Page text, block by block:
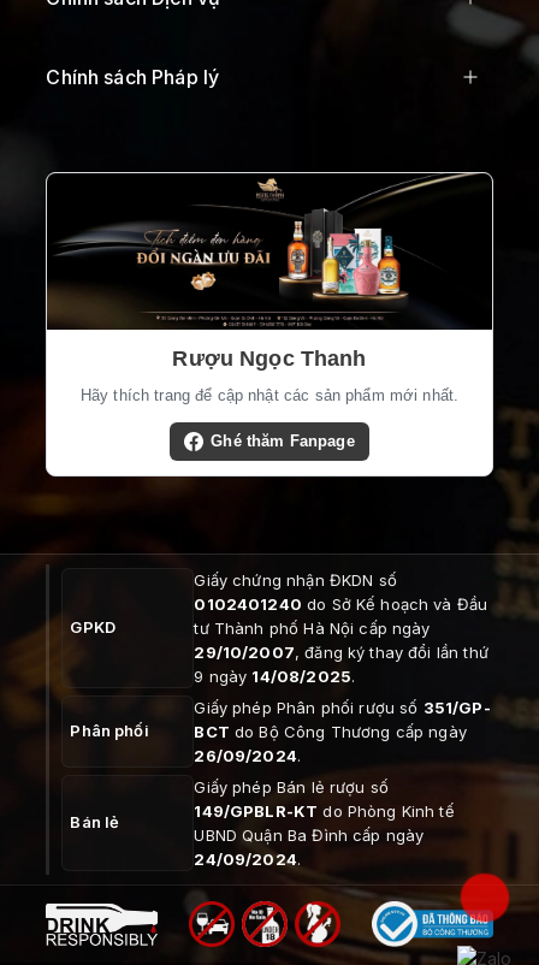
Chính sách Pháp lý
Rượu Ngọc Thanh
Hãy thích trang để cập nhật các sản phẩm mới nhất.
Ghé thăm Fanpage
GPKD
Giấy chứng nhận ĐKDN số
0102401240 do Sở Kế hoạch và Đầu
tư Thành phố Hà Nội cấp ngày
29/10/2007, đăng ký thay đổi lần thứ
9 ngày 14/08/2025.
Phân phối
Giấy phép Phân phối rượu số 351/GP-
BCT do Bộ Công Thương cấp ngày
26/09/2024.
Bán lẻ
Giấy phép Bán lẻ rượu số
149/GPBLR-KT do Phòng Kinh tế
UBND Quận Ba Đình cấp ngày
24/09/2024.